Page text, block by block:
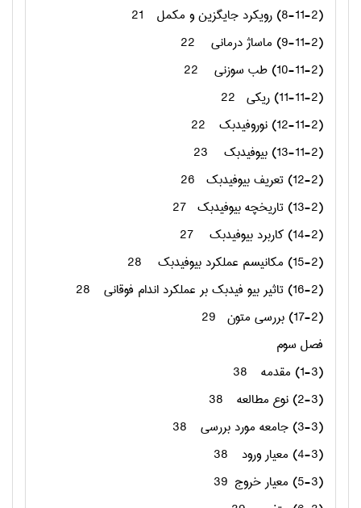
(8-11-2) رویکرد جایگزین و مکمل
21
(9-11-2) ماساژ درمانی
22
(10-11-2) طب سوزنی
22
(11-11-2) ریکی
22
(12-11-2) نوروفیدبک
22
(13-11-2) بیوفیدبک
23
(12-2) تعریف بیوفیدبک
26
(13-2) تاریخچه بیوفیدبک
27
(14-2) کاربرد بیوفیدبک
27
(15-2) مکانیسم عملکرد بیوفیدبک
28
(16-2) تاثیر بیو فیدبک بر عملکرد اندام فوقانی
28
(17-2) بررسی متون
29
فصل سوم
(1-3) مقدمه
38
(2-3) نوع مطالعه
38
(3-3) جامعه مورد بررسی
38
(4-3) معیار ورود
38
(5-3) معیار خروج
39